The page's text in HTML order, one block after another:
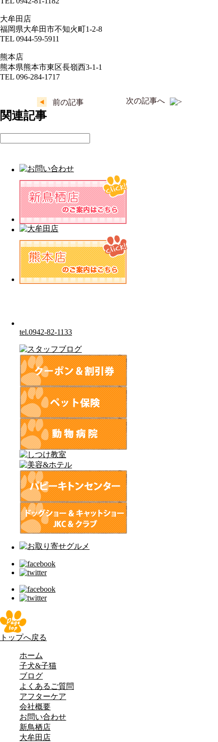
大牟田店
福岡県大牟田市不知火町1-2-8
TEL 0944-59-5911
熊本店
熊本県熊本市東区長嶺西3-1-1
TEL 096-284-1717
前の記事 次の記事へ
関連記事
tel.0942-82-1133
トップへ戻る
ホーム
子犬&子猫
ブログ
よくあるご質問
アフターケア
会社概要
お問い合わせ
新鳥栖店
大牟田店